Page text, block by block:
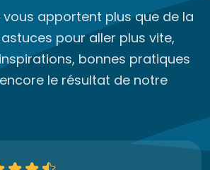
apportent plus que de la
pour aller plus vite,
bonnes pratiques
le résultat de notre